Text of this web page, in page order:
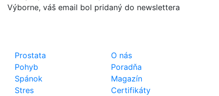
Výborne, váš email bol pridaný do newslettera
Prostata
Pohyb
Spánok
Stres
O nás
Poradňa
Magazín
Certifikáty